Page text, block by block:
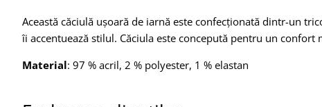
Această căciulă ușoară de iarnă este confecționată dintr-un
îi accentuează stilul. Căciula este concepută pentru un confort
Material: 97 % acril, 2 % polyester, 1 % elastan